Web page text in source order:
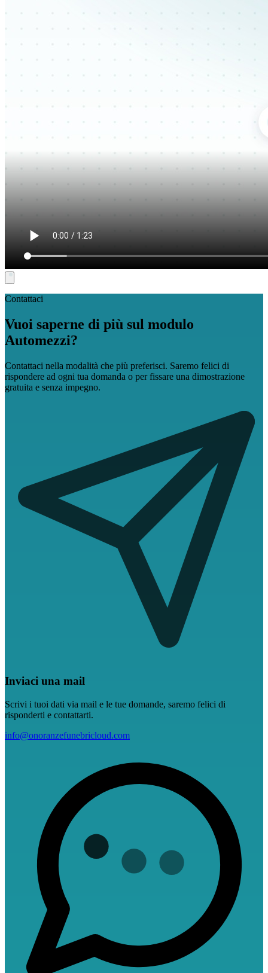
Contattaci
Vuoi saperne di più sul modulo
Automezzi?
Contattaci nella modalità che più preferisci. Saremo felici di
rispondere ad ogni tua domanda o per fissare una dimostrazione
gratuita e senza impegno.
Inviaci una mail
Scrivi i tuoi dati via mail e le tue domande, saremo felici di
risponderti e contattarti.
info@onoranzefunebricloud.com